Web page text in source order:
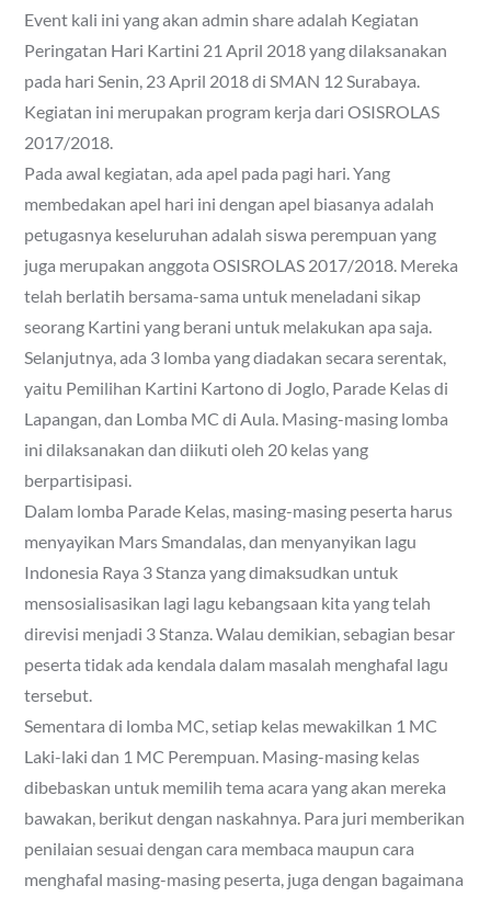
Event kali ini yang akan admin share adalah Kegiatan
Peringatan Hari Kartini 21 April 2018 yang dilaksanakan
pada hari Senin, 23 April 2018 di SMAN 12 Surabaya.
Kegiatan ini merupakan program kerja dari OSISROLAS
2017/2018.
Pada awal kegiatan, ada apel pada pagi hari. Yang
membedakan apel hari ini dengan apel biasanya adalah
petugasnya keseluruhan adalah siswa perempuan yang
juga merupakan anggota OSISROLAS 2017/2018. Mereka
telah berlatih bersama-sama untuk meneladani sikap
seorang Kartini yang berani untuk melakukan apa saja.
Selanjutnya, ada 3 lomba yang diadakan secara serentak,
yaitu Pemilihan Kartini Kartono di Joglo, Parade Kelas di
Lapangan, dan Lomba MC di Aula. Masing-masing lomba
ini dilaksanakan dan diikuti oleh 20 kelas yang
berpartisipasi.
Dalam lomba Parade Kelas, masing-masing peserta harus
menyayikan Mars Smandalas, dan menyanyikan lagu
Indonesia Raya 3 Stanza yang dimaksudkan untuk
mensosialisasikan lagi lagu kebangsaan kita yang telah
direvisi menjadi 3 Stanza. Walau demikian, sebagian besar
peserta tidak ada kendala dalam masalah menghafal lagu
tersebut.
Sementara di lomba MC, setiap kelas mewakilkan 1 MC
Laki-laki dan 1 MC Perempuan. Masing-masing kelas
dibebaskan untuk memilih tema acara yang akan mereka
bawakan, berikut dengan naskahnya. Para juri memberikan
penilaian sesuai dengan cara membaca maupun cara
menghafal masing-masing peserta, juga dengan bagaimana